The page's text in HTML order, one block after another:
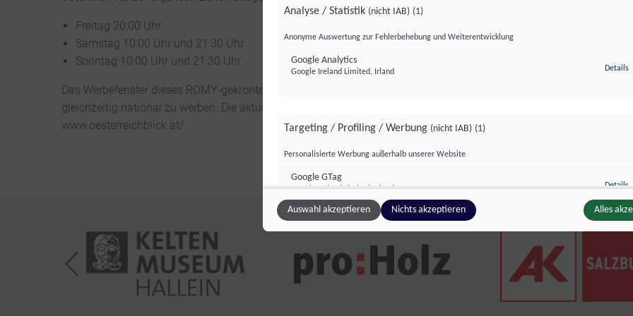
Freitag 20:00 Uhr
Samstag 10:00 Uhr und 21:30 Uhr
Sonntag 10:00 Uhr und 21:30 Uhr
Das Werbefenster dieses ROMY-gekrönten Magazins bietet eine effiziente Möglichkeit regional und
gleichzeitig national zu werben. Die aktuelle Ausgabe finden Sie hier:
www.oesterreichblick.at/
Analyse / Statistik (nicht IAB) (1)
Anonyme Auswertung zur Fehlerbehebung und Weiterentwicklung
Google Analytics
Google Ireland Limited, Irland Details
Targeting / Profiling / Werbung (nicht IAB) (1)
Personalisierte Werbung außerhalb unserer Website
Google GTag
Google Ireland Limited, Irland Details
(nicht IAB)
Einbindung zusätzlicher Informationen
Details
Auswahl akzeptieren Nichts akzeptieren Alles